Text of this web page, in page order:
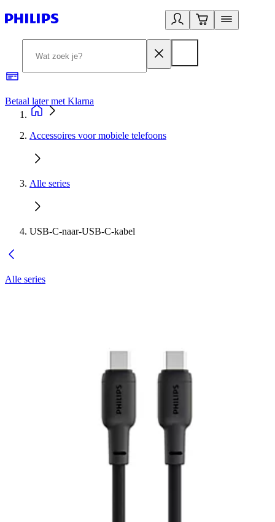
Betaal later met Klarna
Accessoires voor mobiele telefoons
Alle series
USB-C-naar-USB-C-kabel
Alle series